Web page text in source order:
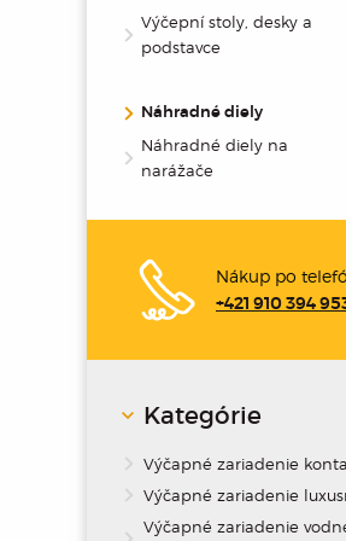
Výčepní stoly, desky a
podstavce
Náhradné diely
Náhradné diely na
narážače
Nákup po
+421 910 394
Kategórie
Výčapné zariadenie
Výčapné zariadenie
Výčapné zariadenie